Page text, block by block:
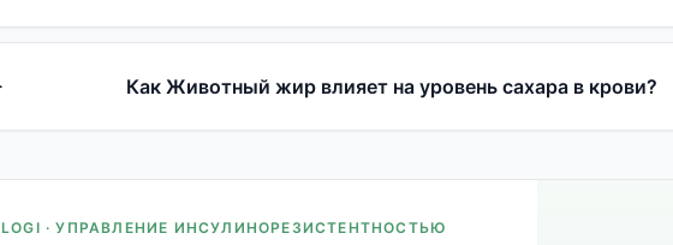
Как Животный жир влияет на уровень сахара в крови?
LOGI · УПРАВЛЕНИЕ ИНСУЛИНОРЕЗИСТЕНТНОСТЬЮ